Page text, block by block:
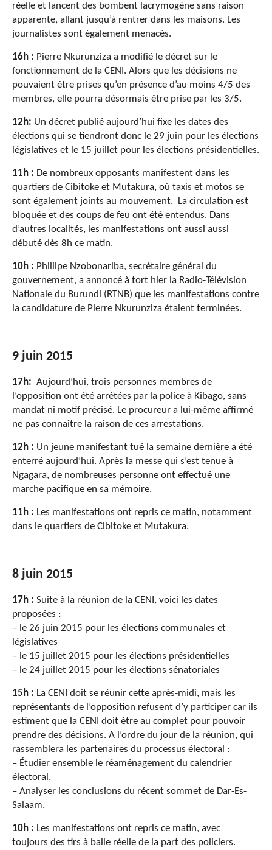
réelle et lancent des bombent lacrymogène sans raison
apparente, allant jusqu’à rentrer dans les maisons. Les
journalistes sont également menacés.
16h : Pierre Nkurunziza a modifié le décret sur le
fonctionnement de la CENI. Alors que les décisions ne
pouvaient être prises qu’en présence d’au moins 4/5 des
membres, elle pourra désormais être prise par les 3/5.
12h: Un décret publié aujourd’hui fixe les dates des
élections qui se tiendront donc le 29 juin pour les élections
législatives et le 15 juillet pour les élections présidentielles.
11h : De nombreux opposants manifestent dans les
quartiers de Cibitoke et Mutakura, où taxis et motos se
sont également joints au mouvement. La circulation est
bloquée et des coups de feu ont été entendus. Dans
d’autres localités, les manifestations ont aussi aussi
débuté dès 8h ce matin.
10h : Phillipe Nzobonariba, secrétaire général du
gouvernement, a annoncé à tort hier la Radio-Télévision
Nationale du Burundi (RTNB) que les manifestations contre
la candidature de Pierre Nkurunziza étaient terminées.
9 juin 2015
17h: Aujourd’hui, trois personnes membres de
l’opposition ont été arrêtées par la police à Kibago, sans
mandat ni motif précisé. Le procureur a lui-même affirmé
ne pas connaître la raison de ces arrestations.
12h : Un jeune manifestant tué la semaine dernière a été
enterré aujourd’hui. Après la messe qui s’est tenue à
Ngagara, de nombreuses personne ont effectué une
marche pacifique en sa mémoire.
11h : Les manifestations ont repris ce matin, notamment
dans le quartiers de Cibitoke et Mutakura.
8 juin 2015
17h : Suite à la réunion de la CENI, voici les dates
proposées :
– le 26 juin 2015 pour les élections communales et
législatives
– le 15 juillet 2015 pour les élections présidentielles
– le 24 juillet 2015 pour les élections sénatoriales
15h : La CENI doit se réunir cette après-midi, mais les
représentants de l’opposition refusent d’y participer car ils
estiment que la CENI doit être au complet pour pouvoir
prendre des décisions. A l’ordre du jour de la réunion, qui
rassemblera les partenaires du processus électoral :
– Étudier ensemble le réaménagement du calendrier
électoral.
– Analyser les conclusions du récent sommet de Dar-Es-
Salaam.
10h : Les manifestations ont repris ce matin, avec
toujours des tirs à balle réelle de la part des policiers.